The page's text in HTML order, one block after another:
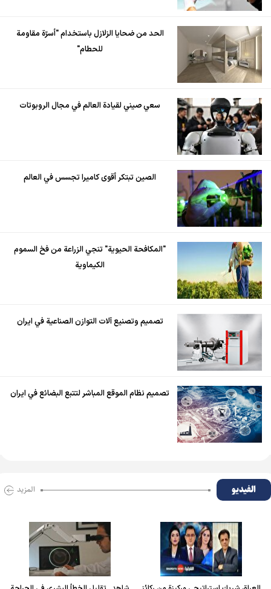
الحد من ضحايا الزلازل باستخدام "أسرّة مقاومة
للحطام"
سعي صيني لقيادة العالم في مجال الروبوتات
الصين تبتكر أقوى كاميرا تجسس في العالم
"المكافحة الحيوية" تنجي الزراعة من فخ السموم
الكيماوية
تصميم وتصنيع آلات التوازن الصناعية في ايران
تصميم نظام الموقع المباشر لتتبع البضائع في ايران
الفیدیو المزید